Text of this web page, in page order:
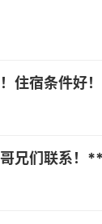
住宿条件
兄们联系